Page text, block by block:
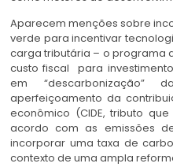
Aparecem menções sobre
verde para incentivar
carga tributária – o programa
custo fiscal para
em “descarbonização”
aperfeiçoamento da
econômico (CIDE, tributo
acordo com as emissões
incorporar uma taxa de
contexto de uma ampla